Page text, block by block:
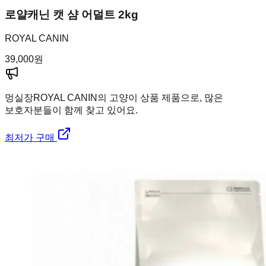
로얄캐닌 캣 샴 어덜트 2kg
ROYAL CANIN
39,000원
멍실장ROYAL CANIN의 고양이 상품 제품으로, 많은
보호자분들이 함께 찾고 있어요.
최저가 구매